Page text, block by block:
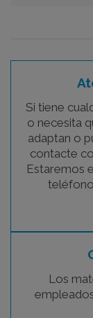
Si tiene
o necesita
adaptan o
contacte
Estaremos
teléfono
Los